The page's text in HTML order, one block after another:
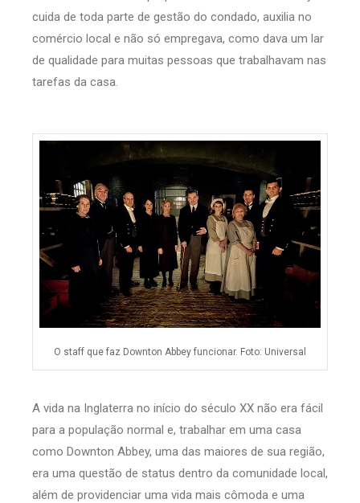
cuida de toda parte de gestão do condado, auxilia no
comércio local e não só empregava, como dava um lar
de qualidade para muitas pessoas que trabalhavam nas
tarefas da casa.
O staff que faz Downton Abbey funcionar. Foto: Universal
A vida na Inglaterra no início do século XX não era fácil
para a população normal e, trabalhar em uma casa
como Downton Abbey, uma das maiores de sua região,
era uma questão de status dentro da comunidade local,
além de providenciar uma vida mais cômoda e uma